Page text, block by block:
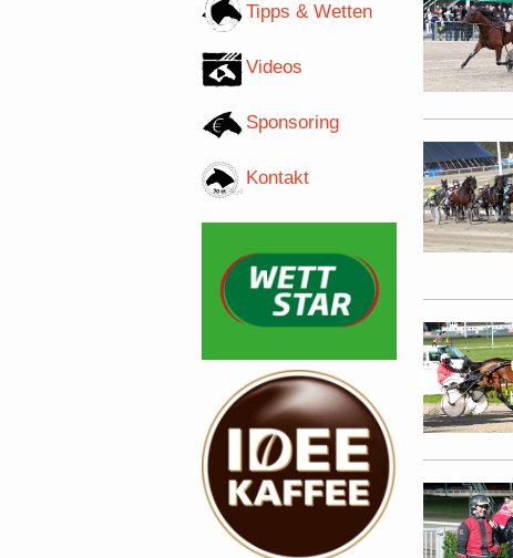
Tipps & Wetten
Videos
Sponsoring
Kontakt